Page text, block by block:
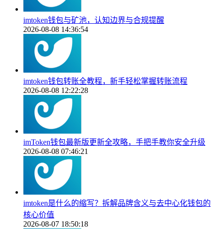
imtoken钱包与矿池，认知边界与合规提醒
2026-08-08 14:36:54
imtoken钱包转账全教程，新手轻松掌握转账流程
2026-08-08 12:22:28
imToken钱包最新版更新全攻略，手把手教你安全升级
2026-08-08 07:46:21
imtoken是什么的缩写？拆解品牌含义与去中心化钱包的
核心价值
2026-08-07 18:50:18